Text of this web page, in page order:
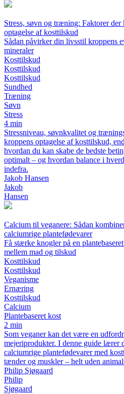
Stress, søvn og træning: Faktorer
optagelse af kosttilskud
Sådan påvirker din livsstil kroppens
mineraler
Kosttilskud
Kosttilskud
Kosttilskud
Sundhed
Træning
Søvn
Stress
4 min
Stressniveau, søvnkvalitet og
kroppens optagelse af kosttilskud,
hvordan du kan skabe de bedste
optimalt – og hvordan balance i
indefra.
Jakob Hansen
Jakob
Hansen
Calcium til veganere: Sådan
calciumrige plantefødevarer
Få stærke knogler på en
mellem mad og tilskud
Kosttilskud
Kosttilskud
Veganisme
Ernæring
Kosttilskud
Calcium
Plantebaseret kost
2 min
Som veganer kan det være en
mejeriprodukter. I denne guide lærer
calciumrige plantefødevarer med
tænder og muskler – helt uden
Philip Sjøgaard
Philip
Sjøgaard